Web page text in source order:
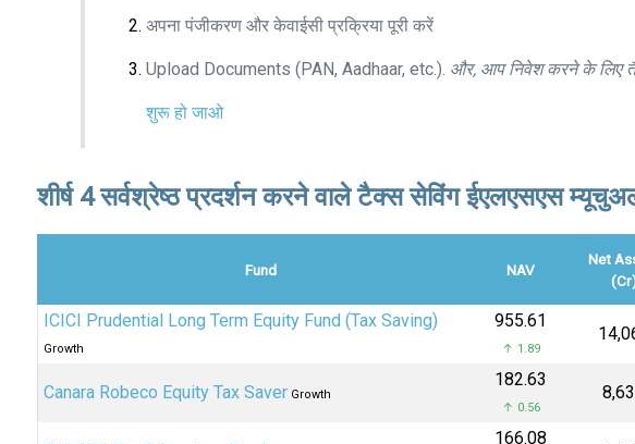
अपना पंजीकरण और केवाईसी प्रक्रिया पूरी करें
Upload Documents (PAN, Aadhaar, etc.). और, आप निवेश करने के लिए
शुरू हो जाओ
शीर्ष 4 सर्वश्रेष्ठ प्रदर्शन करने वाले टैक्स सेविंग ईएलएसएस
Fund NAV
Net
ICICI Prudential Long Term Equity Fund (Tax Saving)
Growth
₹955.61
↑ 1.89
Canara Robeco Equity Tax SaverGrowth
₹182.63
↑ 0.56
₹166.08